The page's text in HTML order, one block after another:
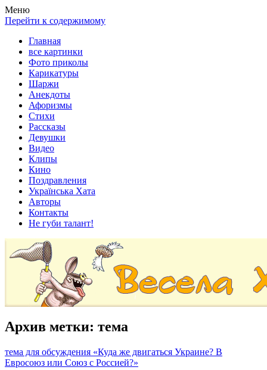
Весела хата — прикольные картинки, смешные истории,
клипы!
Покажем всем ваши фото приколы, карикатуры, шаржи, стихи,
рассказы, видео и песни!
Меню
Перейти к содержимому
Главная
все картинки
Фото приколы
Карикатуры
Шаржи
Анекдоты
Афоризмы
Стихи
Рассказы
Девушки
Видео
Клипы
Кино
Поздравления
Українська Хата
Авторы
Контакты
Не губи талант!
Архив метки: тема
тема для обсуждения «Куда же двигаться Украине? В
Евросоюз или Союз с Россией?»